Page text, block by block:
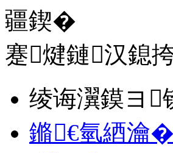
蹇煡鏈汉鎴
绫诲瀷鏌ヨ
鏅€氫綇瀹�